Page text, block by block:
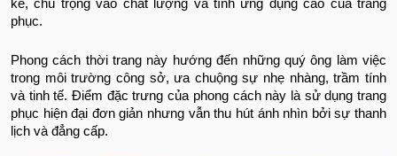
kế, chú trọng vào chất lượng và tính ứng dụng cao của trang
phục.
Phong cách thời trang này hướng đến những quý ông làm việc
trong môi trường công sở, ưa chuộng sự nhẹ nhàng, trầm tính
và tinh tế. Điểm đặc trưng của phong cách này là sử dụng trang
phục hiện đại đơn giản nhưng vẫn thu hút ánh nhìn bởi sự thanh
lịch và đẳng cấp.